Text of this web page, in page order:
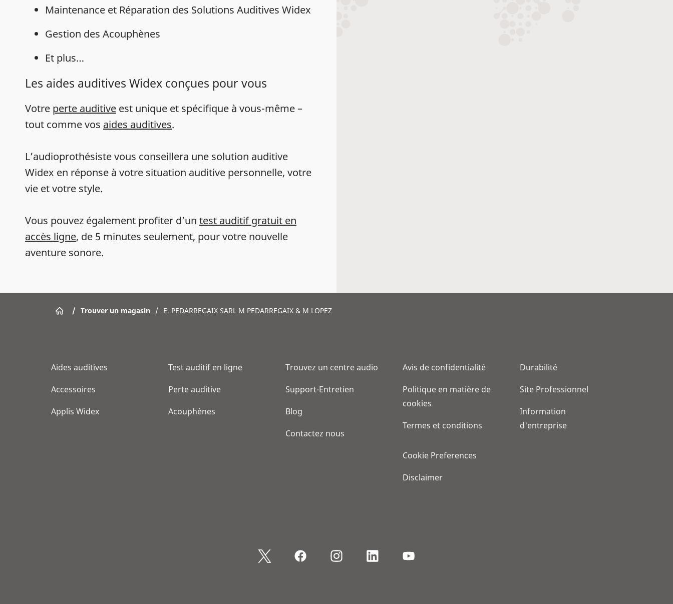
Maintenance et Réparation des Solutions Auditives Widex
Gestion des Acouphènes
Et plus…
Les aides auditives Widex conçues pour vous
Votre perte auditive est unique et spécifique à vous-même –
tout comme vos aides auditives.
L’audioprothésiste vous conseillera une solution auditive
Widex en réponse à votre situation auditive personnelle, votre
vie et votre style.
Vous pouvez également profiter d’un test auditif gratuit en
accès ligne, de 5 minutes seulement, pour votre nouvelle
aventure sonore.
/ Trouver un magasin / E. PEDARREGAIX SARL M PEDARREGAIX & M LOPEZ
Aides auditives
Accessoires
Applis Widex
Test auditif en ligne
Perte auditive
Acouphènes
Trouvez un centre audio
Support-Entretien
Blog
Contactez nous
Avis de confidentialité
Politique en matière de
cookies
Termes et conditions
Cookie Preferences
Disclaimer
Durabilité
Site Professionnel
Information
d'entreprise